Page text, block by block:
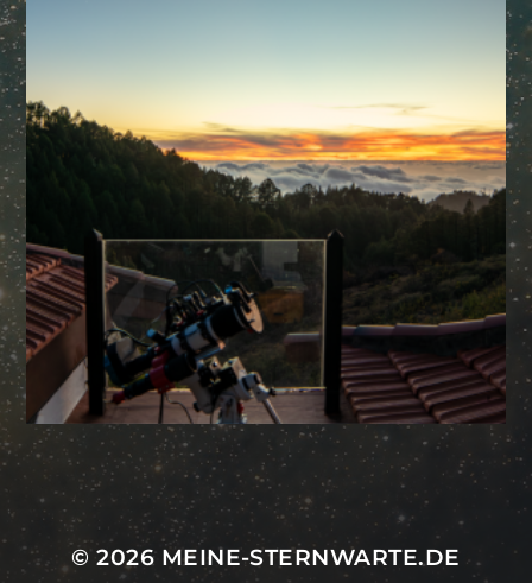
Mastodon
© 2026 MEINE-STERNWARTE.DE